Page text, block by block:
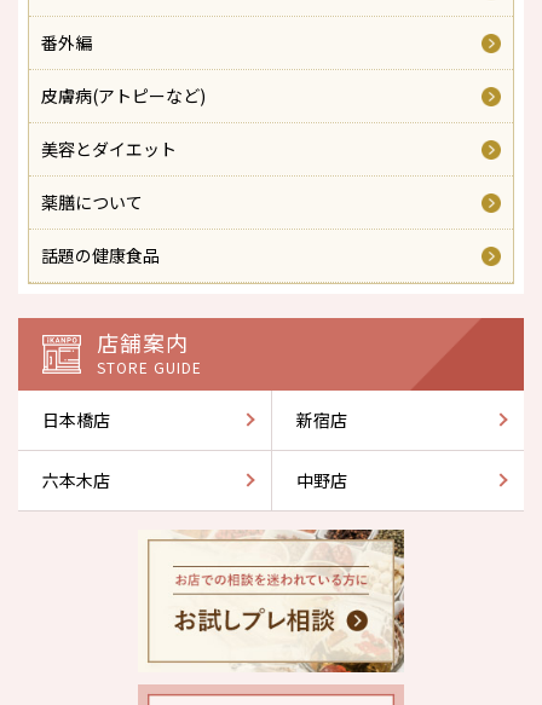
番外編
皮膚病(アトピーなど)
美容とダイエット
薬膳について
話題の健康食品
店舗案内
STORE GUIDE
日本橋店 新宿店
六本木店 中野店